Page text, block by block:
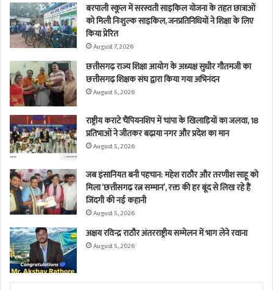
बरपाली स्कूल में सरस्वती साइकिल योजना के तहत छात्राओं
को मिली निःशुल्क साइकिल, जनप्रतिनिधियों ने शिक्षा के लिए
किया प्रेरित
August 7, 2026
छत्तीसगढ़ राज्य शिक्षा आयोग के अध्यक्ष सुधीर गौतमजी का
छत्तीसगढ़ शिक्षक संघ द्वारा किया गया अभिनंदन
August 5, 2026
राष्ट्रीय कराटे चैंपियनशिप में चांपा के खिलाड़ियों का जलवा, 18
प्रतिभाओं ने जीतकर बढ़ाया नगर और प्रदेश का मान
August 5, 2026
जब इंसानियत बनी पहचान: महेश राठौर और तरणीश साहू को
मिला ‘छत्तीसगढ़ रत्न सम्मान’, रक्त की हर बूंद से लिख रहे हैं
जिंदगी की नई कहानी
August 5, 2026
अक्षय रविन्द्र राठौर अंतरराष्ट्रीय सम्मेलन में भाग लेने रवाना
August 5, 2026